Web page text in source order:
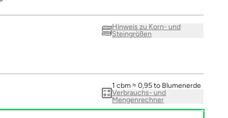
Hinweis zu Korn- und
Steingrößen
1 cbm ≈ 0,95 to Blumenerde
Verbrauchs- und
Mengenrechner